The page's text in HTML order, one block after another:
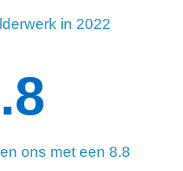
in 2022
ons met een 8.8